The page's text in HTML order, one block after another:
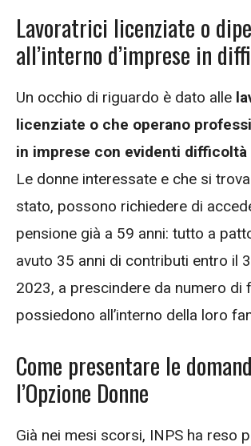
Lavoratrici licenziate o
all’interno d’imprese in
Un occhio di riguardo è dato alle
licenziate o che operano
in imprese con evidenti
Le donne interessate e che si
stato, possono richiedere di
pensione già a 59 anni: tutto a
avuto 35 anni di contributi entro il
2023, a prescindere da numero di
possiedono all’interno della loro
Come presentare le
l’Opzione Donne
Già nei mesi scorsi, INPS ha reso